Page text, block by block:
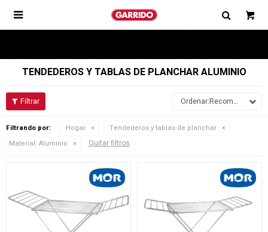

TENDEDEROS Y TABLAS DE PLANCHAR ALUMINIO
Recomendados
Filtrando por: Hogar
Tendederos y tablas de planchar
Material: Aluminio Quitar filtros